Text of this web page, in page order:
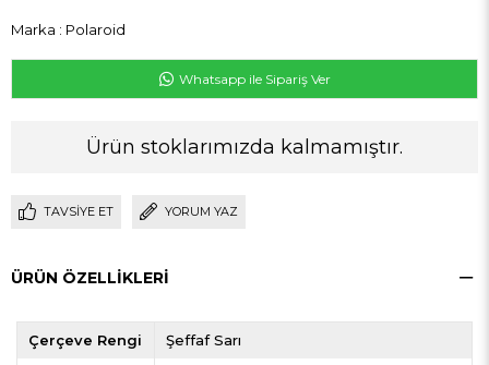
Marka : Polaroid
Whatsapp ile Sipariş Ver
Ürün stoklarımızda kalmamıştır.
TAVSIYE ET YORUM YAZ
ÜRÜN ÖZELLIKLERI
Çerçeve Rengi Şeffaf Sarı